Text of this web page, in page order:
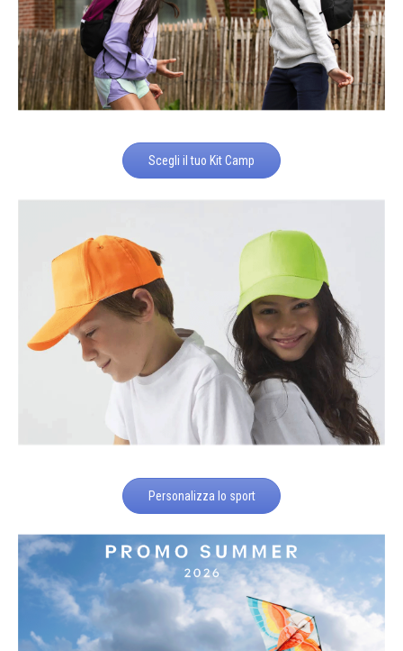
Scegli il tuo Kit Camp
Personalizza lo sport